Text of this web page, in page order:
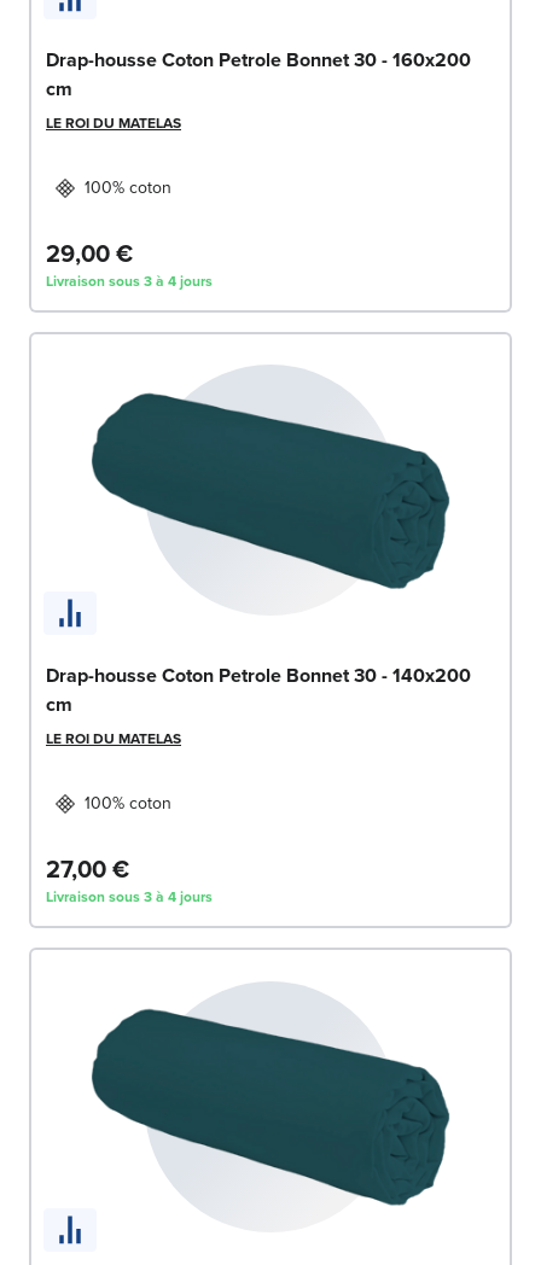
Drap-housse Coton Petrole Bonnet 30 - 160x200
cm
LE ROI DU MATELAS
100% coton
29,00 €
Livraison sous 3 à 4 jours
Drap-housse Coton Petrole Bonnet 30 - 140x200
cm
LE ROI DU MATELAS
100% coton
27,00 €
Livraison sous 3 à 4 jours